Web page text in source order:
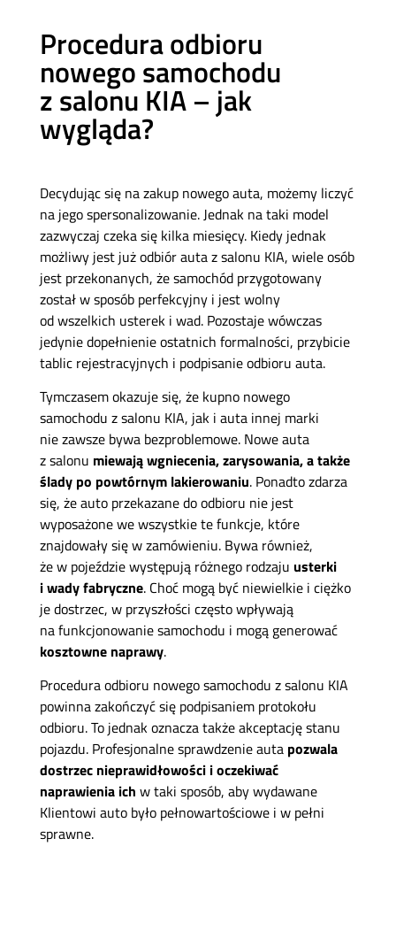
Procedura odbioru
nowego samochodu
z salonu KIA – jak
wygląda?
Decydując się na zakup nowego auta, możemy liczyć
na jego spersonalizowanie. Jednak na taki model
zazwyczaj czeka się kilka miesięcy. Kiedy jednak
możliwy jest już odbiór auta z salonu KIA, wiele osób
jest przekonanych, że samochód przygotowany
został w sposób perfekcyjny i jest wolny
od wszelkich usterek i wad. Pozostaje wówczas
jedynie dopełnienie ostatnich formalności, przybicie
tablic rejestracyjnych i podpisanie odbioru auta.
Tymczasem okazuje się, że kupno nowego
samochodu z salonu KIA, jak i auta innej marki
nie zawsze bywa bezproblemowe. Nowe auta
z salonu miewają wgniecenia, zarysowania, a także
ślady po powtórnym lakierowaniu. Ponadto zdarza
się, że auto przekazane do odbioru nie jest
wyposażone we wszystkie te funkcje, które
znajdowały się w zamówieniu. Bywa również,
że w pojeździe występują różnego rodzaju usterki
i wady fabryczne. Choć mogą być niewielkie i ciężko
je dostrzec, w przyszłości często wpływają
na funkcjonowanie samochodu i mogą generować
kosztowne naprawy.
Procedura odbioru nowego samochodu z salonu KIA
powinna zakończyć się podpisaniem protokołu
odbioru. To jednak oznacza także akceptację stanu
pojazdu. Profesjonalne sprawdzenie auta pozwala
dostrzec nieprawidłowości i oczekiwać
naprawienia ich w taki sposób, aby wydawane
Klientowi auto było pełnowartościowe i w pełni
sprawne.